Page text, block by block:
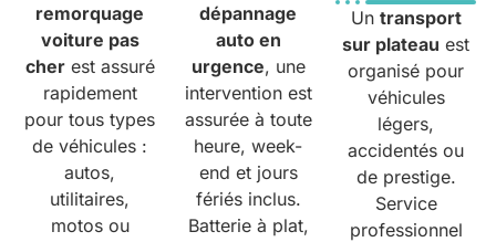
remorquage
voiture pas
cherest assuré
rapidement
pour tous types
de véhicules :
autos,
utilitaires,
motos ou
dépannage
auto en
urgence, une
intervention est
assurée à toute
heure, week-
end et jours
fériés inclus.
Batterie à plat,
Un transport
sur plateau est
organisé pour
véhicules
légers,
accidentés ou
de prestige.
Service
professionnel